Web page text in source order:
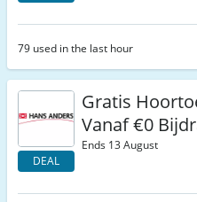
79 used in the last hour
DEAL
Gratis
Vanaf €0
Ends 13 August